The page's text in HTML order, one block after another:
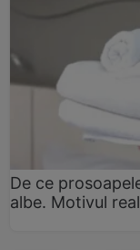
De ce
albe. Motivul